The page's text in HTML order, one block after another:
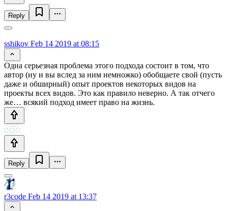
Reply
sshikov Feb 14 2019 at 08:15
Одна серьезная проблема этого подхода состоит в том, что
автор (ну и вы вслед за ним немножко) обобщаете свой (пусть
даже и обширный) опыт проектов некоторых видов на
проекты всех видов. Это как правило неверно. А так отчего
же… всякий подход имеет право на жизнь.
Reply
r3code Feb 14 2019 at 13:37